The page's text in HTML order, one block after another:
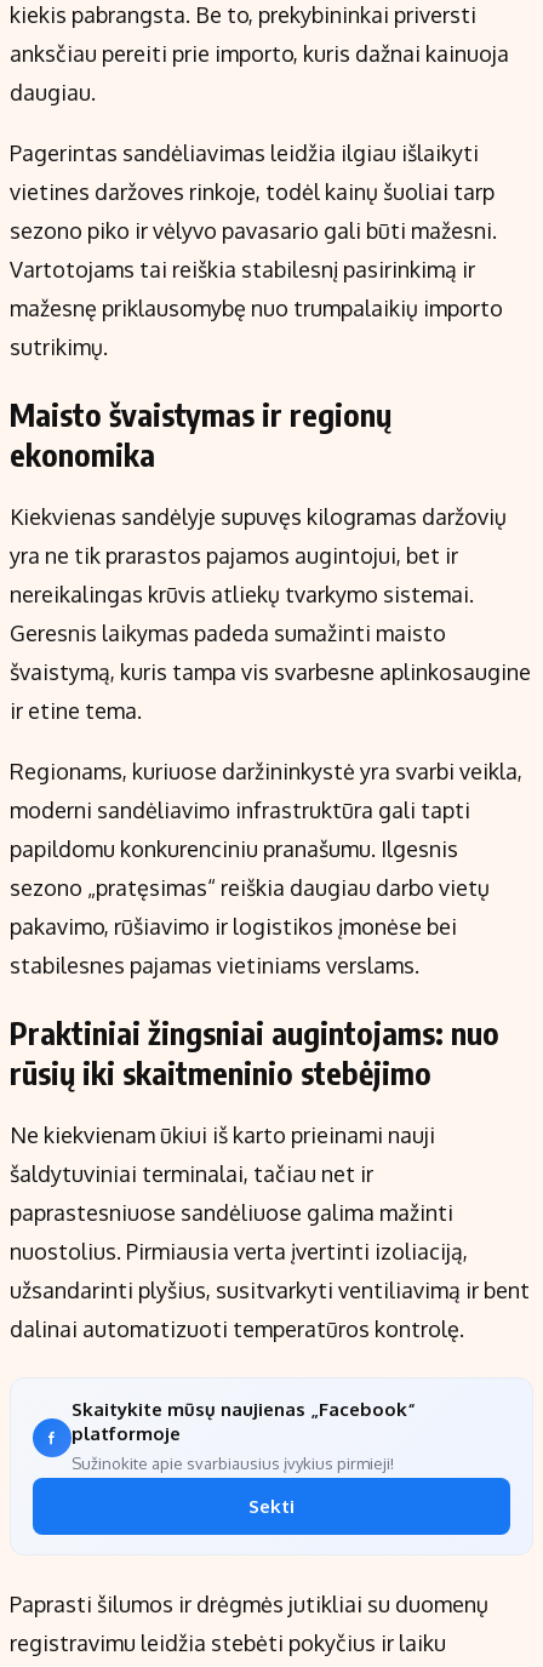
kiekis pabrangsta. Be to, prekybininkai priversti
anksčiau pereiti prie importo, kuris dažnai kainuoja
daugiau.
Pagerintas sandėliavimas leidžia ilgiau išlaikyti
vietines daržoves rinkoje, todėl kainų šuoliai tarp
sezono piko ir vėlyvo pavasario gali būti mažesni.
Vartotojams tai reiškia stabilesnį pasirinkimą ir
mažesnę priklausomybę nuo trumpalaikių importo
sutrikimų.
Maisto švaistymas ir regionų
ekonomika
Kiekvienas sandėlyje supuvęs kilogramas daržovių
yra ne tik prarastos pajamos augintojui, bet ir
nereikalingas krūvis atliekų tvarkymo sistemai.
Geresnis laikymas padeda sumažinti maisto
švaistymą, kuris tampa vis svarbesne aplinkosaugine
ir etine tema.
Regionams, kuriuose daržininkystė yra svarbi veikla,
moderni sandėliavimo infrastruktūra gali tapti
papildomu konkurenciniu pranašumu. Ilgesnis
sezono „pratęsimas“ reiškia daugiau darbo vietų
pakavimo, rūšiavimo ir logistikos įmonėse bei
stabilesnes pajamas vietiniams verslams.
Praktiniai žingsniai augintojams: nuo
rūsių iki skaitmeninio stebėjimo
Ne kiekvienam ūkiui iš karto prieinami nauji
šaldytuviniai terminalai, tačiau net ir
paprastesniuose sandėliuose galima mažinti
nuostolius. Pirmiausia verta įvertinti izoliaciją,
užsandarinti plyšius, susitvarkyti ventiliavimą ir bent
dalinai automatizuoti temperatūros kontrolę.
Skaitykite mūsų naujienas „Facebook“
platformoje
Sužinokite apie svarbiausius įvykius pirmieji!
Sekti
Paprasti šilumos ir drėgmės jutikliai su duomenų
registravimu leidžia stebėti pokyčius ir laiku